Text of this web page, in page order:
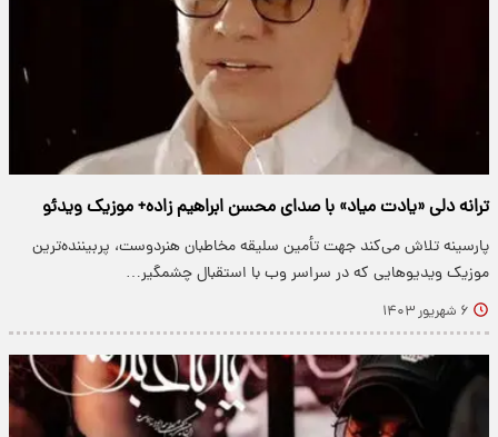
ترانه دلی «یادت میاد» با صدای محسن ابراهیم زاده+ موزیک ویدئو
پارسینه تلاش می‌کند جهت تأمین سلیقه مخاطبان هنردوست، پربیننده‌ترین
موزیک ویدیو‌هایی که در سراسر وب با استقبال چشمگیر…
۶ شهریور ۱۴۰۳